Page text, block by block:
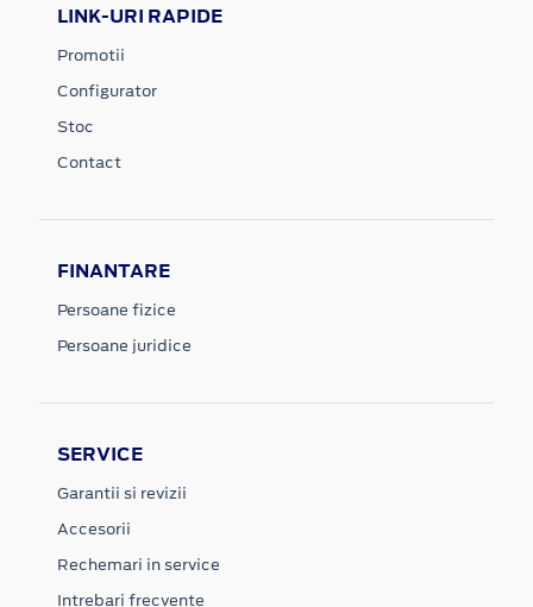
LINK-URI RAPIDE
Promotii
Configurator
Stoc
Contact
FINANTARE
Persoane fizice
Persoane juridice
SERVICE
Garantii si revizii
Accesorii
Rechemari in service
Intrebari frecvente